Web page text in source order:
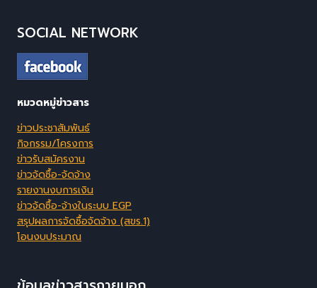
SOCIAL NETWORK
หมวดหมู่ข่าวสาร
ข่าวประชาสัมพันธ์
กิจกรรม/โครงการ
ข่าวรับสมัครงาน
ข่าวจัดซื้อ-จัดจ้าง
รายงานงบการเงิน
ข่าวจัดซื้อ-จ้างในระบบ EGP
สรุปผลการจัดซื้อจัดจ้าง (สขร.1)
โอนงบประมาณ